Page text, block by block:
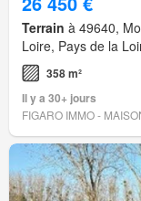
Terrain à 49640,
Loire, Pays de la
358 m²
Il y a 30+ jours
FIGARO IMMO -